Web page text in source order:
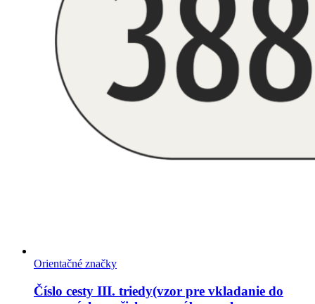
Orientačné značky
Číslo cesty III. triedy(vzor pre vkladanie do